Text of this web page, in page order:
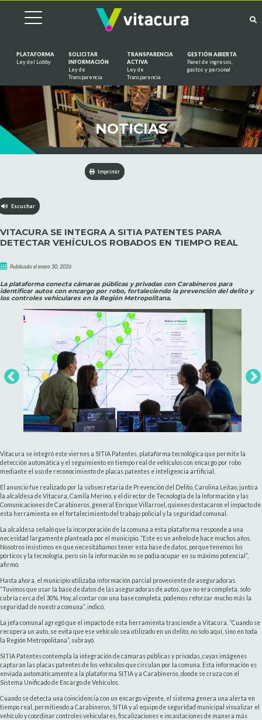
PLATAFORMA
Ley del Lobby
SOLICITAR
INFORMACIÓN
Ley de
Transparencia
TRANSPARENCIA
ACTIVA
Ley de
Transparencia
GESTIÓN ABIERTA
Panel de ingresos,
gastos y personal
NOTICIAS
Imprimir
Escuchar
VITACURA SE INTEGRA A SITIA PATENTES PARA
DETECTAR VEHÍCULOS ROBADOS EN TIEMPO REAL
Publicado el enero 30, 2026
La plataforma conecta cámaras públicas y privadas con Carabineros para
identificar autos con encargo por robo, fortaleciendo la prevención del delito y
los controles vehiculares en la Región Metropolitana.
Vitacura se integró este viernes a SITIA Patentes, plataforma tecnológica que permite la
detección automática y el seguimiento en tiempo real de vehículos con encargo por robo
mediante el uso de reconocimiento de placas patentes e inteligencia artificial.
El anuncio fue realizado por la subsecretaria de Prevención del Delito, Carolina Leitao, junto a
la alcaldesa de Vitacura, Camila Merino, y el director de Tecnología de la Información y las
Comunicaciones de Carabineros, general Enrique Villarroel, quienes destacaron el impacto de
esta herramienta en el fortalecimiento del trabajo policial y la seguridad comunal.
La alcaldesa señaló que la incorporación de la comuna a esta plataforma responde a una
necesidad largamente planteada por el municipio. “Este es un anhelo de hace muchos años.
Nosotros insistimos en que necesitábamos tener esta base de datos, porque tenemos los
pórticos y la tecnología, pero sin la información no se podía ocupar en su máximo potencial”,
afirmó.
Hasta ahora, el municipio utilizaba información parcial proveniente de aseguradoras.
“Tuvimos que usar la base de datos de las aseguradoras de autos, que no era completa, solo
cubría cerca del 30%. Hoy, al contar con una base completa, podemos reforzar mucho más la
seguridad de nuestra comuna”, indicó.
La jefa comunal agregó que el impacto de esta herramienta trasciende a Vitacura. “Cuando se
recupera un auto, se evita que ese vehículo sea utilizado en un delito, no solo aquí, sino en toda
la Región Metropolitana”, subrayó.
SITIA Patentes contempla la integración de cámaras públicas y privadas, cuyas imágenes
capturan las placas patentes de los vehículos que circulan por la comuna. Esta información es
enviada automáticamente a la plataforma SITIA y a Carabineros, donde se cruza con el
Sistema Unificado de Encargo de Vehículos.
Cuando se detecta una coincidencia con un encargo vigente, el sistema genera una alerta en
tiempo real, permitiendo a Carabineros, SITIA y al equipo de seguridad municipal visualizar el
vehículo y coordinar controles vehiculares, fiscalizaciones e incautaciones de manera más